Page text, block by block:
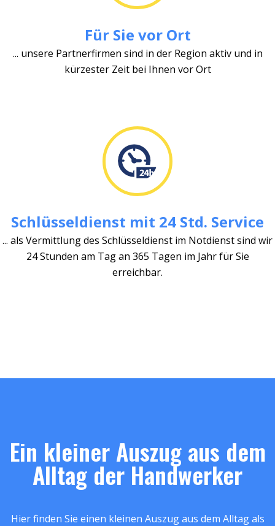
Für Sie vor Ort
... unsere Partnerfirmen sind in der Region aktiv und in
kürzester Zeit bei Ihnen vor Ort
Schlüsseldienst mit 24 Std. Service
... als Vermittlung des Schlüsseldienst im Notdienst sind wir
24 Stunden am Tag an 365 Tagen im Jahr für Sie
erreichbar.
Ein kleiner Auszug aus dem
Alltag der Handwerker
Hier finden Sie einen kleinen Auszug aus dem Alltag als